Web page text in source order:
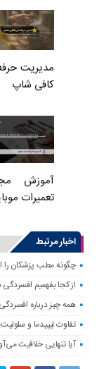
مدیریت
کافی شاپ
آموزش
تعمیرات
اخبار مرتبط
چگونه مطب پزشکان را
از کجا بفهمیم افسردگی
همه چیز درباره
تفاوت لیپیدما و
آیا تنهایی خلاقیت